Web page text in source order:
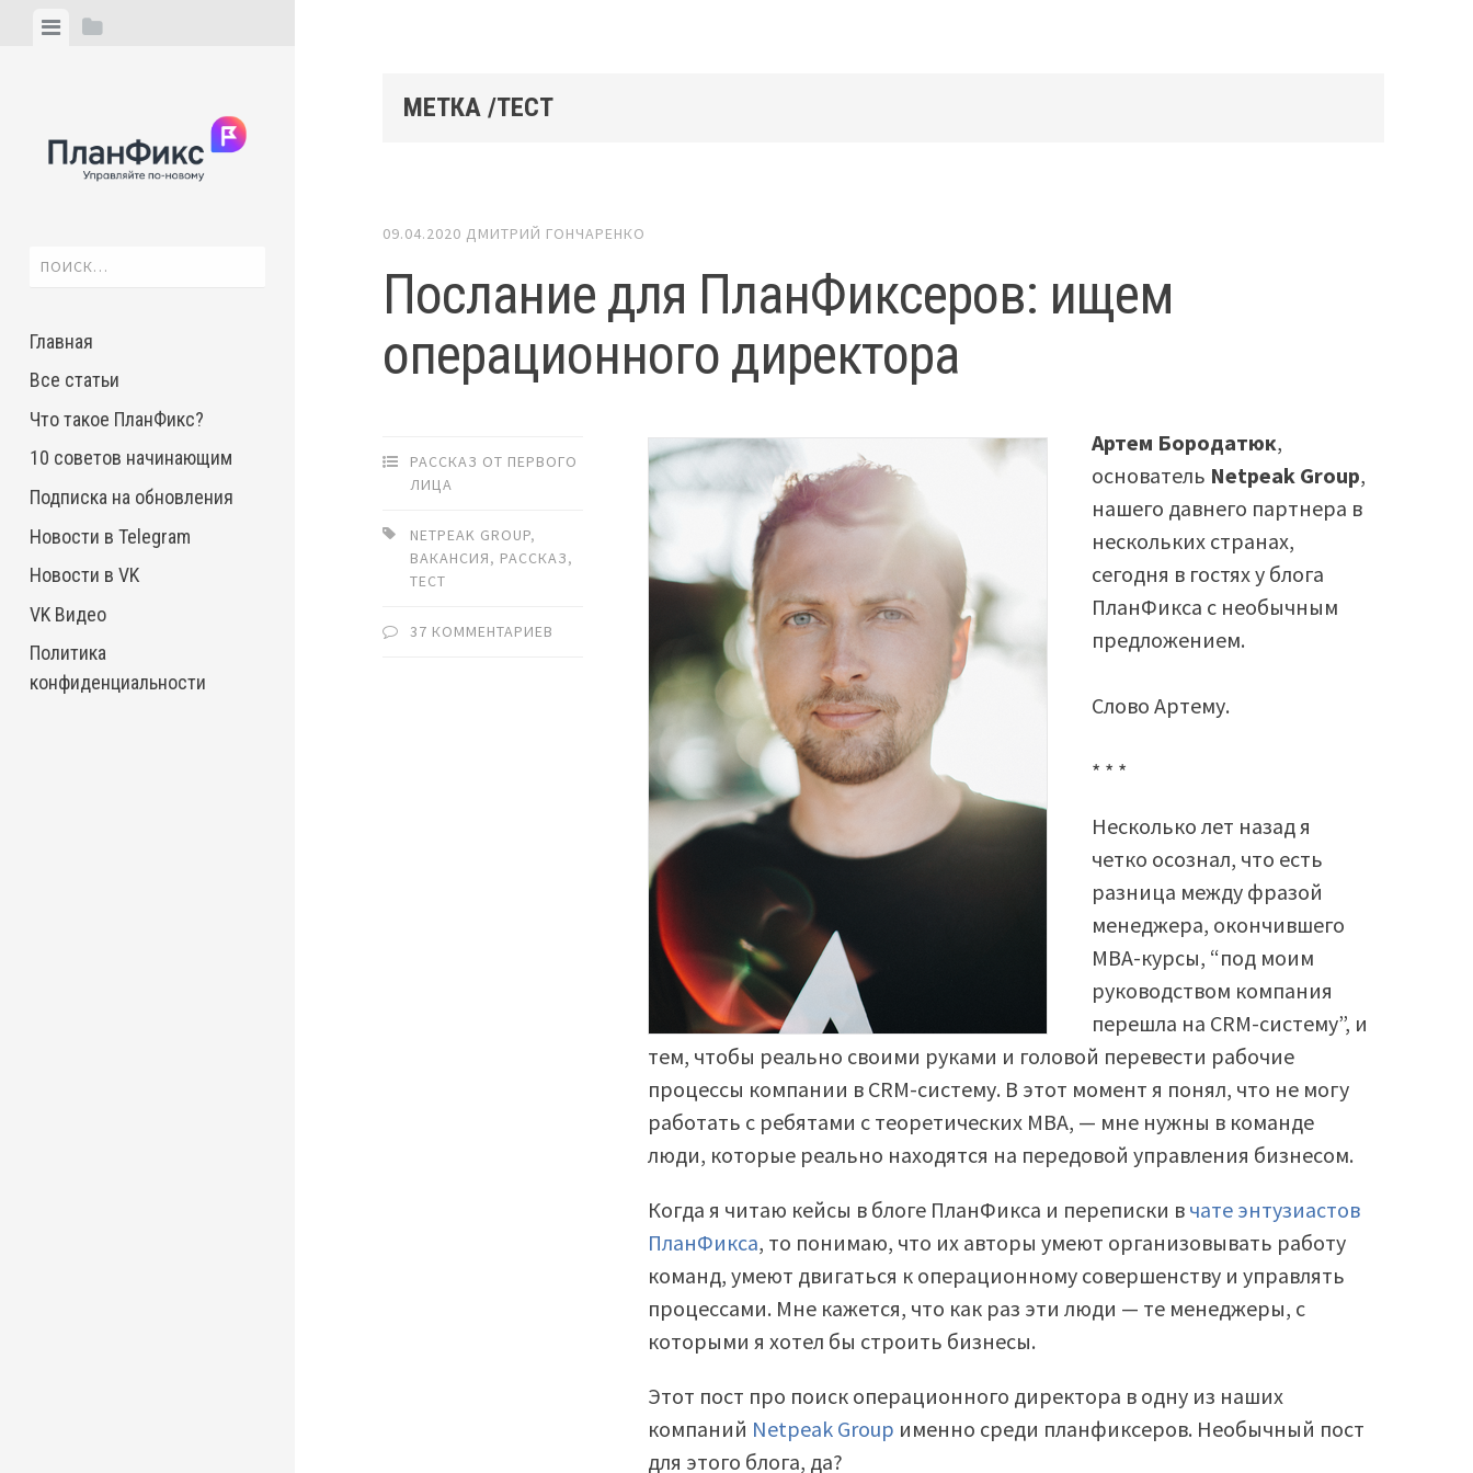
ViewView
Найти:
Главная
Все статьи
Что такое ПланФикс?
10 советов начинающим
Подписка на обновления
Новости в Telegram
Новости в VK
VK Видео
Политика
конфиденциальности
МЕТКА /ТЕСТ
09.04.2020 ДМИТРИЙ ГОНЧАРЕНКО
Послание для ПланФиксеров: ищем
операционного директора
РАССКАЗ ОТ ПЕРВОГО
ЛИЦА
NETPEAK GROUP,
ВАКАНСИЯ, РАССКАЗ,
ТЕСТ
37 КОММЕНТАРИЕВ
Артем Бородатюк,
основатель Netpeak Group,
нашего давнего партнера в
нескольких странах,
сегодня в гостях у блога
ПланФикса с необычным
предложением.
Слово Артему.
* * *
Несколько лет назад я
четко осознал, что есть
разница между фразой
менеджера, окончившего
MBA-курсы, “под моим
руководством компания
перешла на CRM-систему”, и
тем, чтобы реально своими руками и головой перевести рабочие
процессы компании в CRM-систему. В этот момент я понял, что не могу
работать с ребятами с теоретических MBA, — мне нужны в команде
люди, которые реально находятся на передовой управления бизнесом.
Когда я читаю кейсы в блоге ПланФикса и переписки в чате энтузиастов
ПланФикса, то понимаю, что их авторы умеют организовывать работу
команд, умеют двигаться к операционному совершенству и управлять
процессами. Мне кажется, что как раз эти люди — те менеджеры, с
которыми я хотел бы строить бизнесы.
Этот пост про поиск операционного директора в одну из наших
компаний Netpeak Group именно среди планфиксеров. Необычный пост
для этого блога, да?